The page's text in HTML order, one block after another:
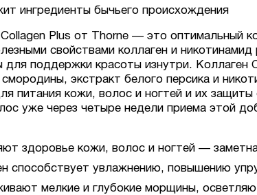
ингредиенты бычьего происхождения
Collagen Plus от Thorne — это оптимальный
свойствами коллаген и
для поддержки красоты изнутри. Коллаген
смородины, экстракт белого персика и
питания кожи, волос и ногтей и их
уже через четыре недели приема этой
здоровье кожи, волос и ногтей —
способствует увлажнению, повышению
мелкие и глубокие морщины,